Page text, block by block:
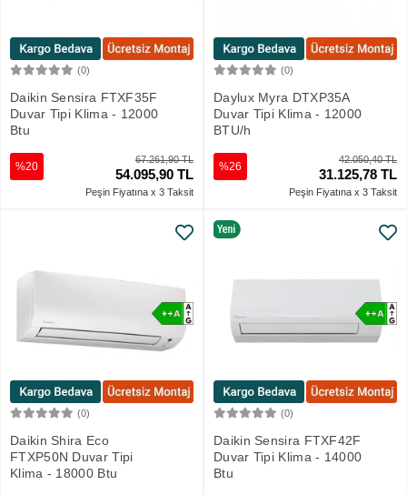
(0)
Daikin Sensira FTXF35F
Duvar Tipi Klima - 12000
Btu
67.261,90 TL
54.095,90 TL
%20
Peşin Fiyatına x 3 Taksit
(0)
Daylux Myra DTXP35A
Duvar Tipi Klima - 12000
BTU/h
42.050,40 TL
31.125,78 TL
%26
Peşin Fiyatına x 3 Taksit
(0)
Daikin Shira Eco
FTXP50N Duvar Tipi
Klima - 18000 Btu
(0)
Daikin Sensira FTXF42F
Duvar Tipi Klima - 14000
Btu